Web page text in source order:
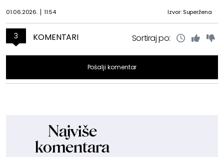
01.06.2026. 11:54 Izvor: Superžena
3 KOMENTARI Sortiraj po:
Pošalji komentar
Najviše
komentara